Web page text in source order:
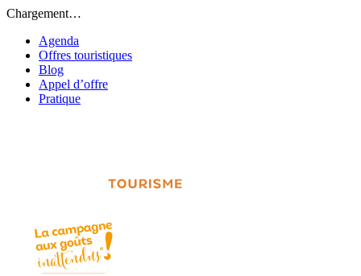
Chargement…
Agenda
Offres touristiques
Blog
Appel d’offre
Pratique